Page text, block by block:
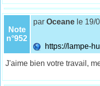
Note
n°952
parOceane le 19/
https://lampe-
J'aime bien votre travail,